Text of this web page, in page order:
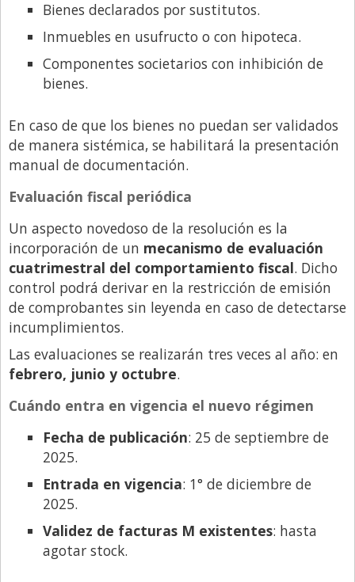
Bienes declarados por sustitutos.
Inmuebles en usufructo o con hipoteca.
Componentes societarios con inhibición de
bienes.
En caso de que los bienes no puedan ser validados
de manera sistémica, se habilitará la presentación
manual de documentación.
Evaluación fiscal periódica
Un aspecto novedoso de la resolución es la
incorporación de un mecanismo de evaluación
cuatrimestral del comportamiento fiscal. Dicho
control podrá derivar en la restricción de emisión
de comprobantes sin leyenda en caso de detectarse
incumplimientos.
Las evaluaciones se realizarán tres veces al año: en
febrero, junio y octubre.
Cuándo entra en vigencia el nuevo régimen
Fecha de publicación: 25 de septiembre de
2025.
Entrada en vigencia: 1° de diciembre de
2025.
Validez de facturas M existentes: hasta
agotar stock.